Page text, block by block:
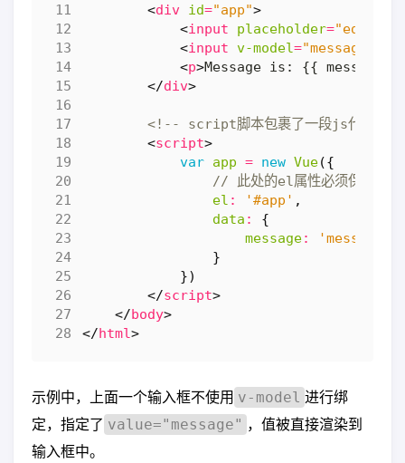
<div id="app">
<input placeholder="edit
<input v-model="message"
<p>Message is: {{ message
</div>
<!-- script脚本包裹了一段js代码 --
<script>
var app = new Vue({
el : '#app' ,
data :
{
message:
'message
}
})
</script>
</body>
</html>
示例中，上面一个输入框不使用 v-model 进行绑
定，指定了 value="message" ，值被直接渲染到
输入框中。